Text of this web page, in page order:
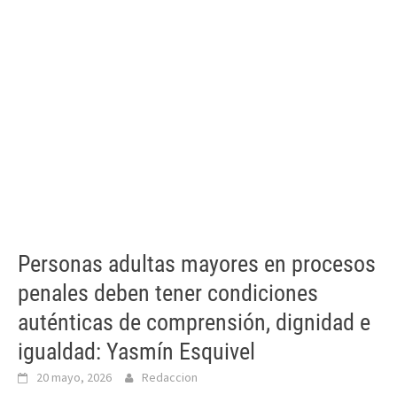
Personas adultas mayores en procesos
penales deben tener condiciones
auténticas de comprensión, dignidad e
igualdad: Yasmín Esquivel
20 mayo, 2026 Redaccion